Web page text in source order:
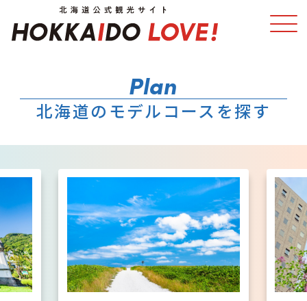
特集 スポット・体験
モデルコース エリアガイド
グルメ 旅の予約
アクセス
北海道のモデルコースを探す